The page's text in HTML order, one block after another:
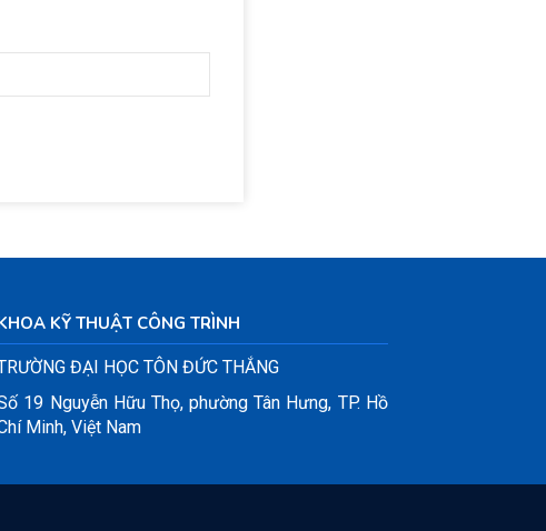
KỸ THUẬT CÔNG TRÌNH
ĐẠI HỌC TÔN ĐỨC THẮNG
19 Nguyễn Hữu Thọ, phường Tân Hưng, TP. Hồ
Minh, Việt Nam